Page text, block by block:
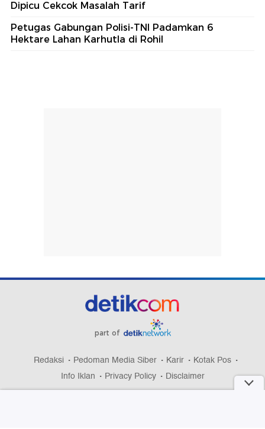
Dipicu Cekcok Masalah Tarif
Petugas Gabungan Polisi-TNI Padamkan 6
Hektare Lahan Karhutla di Rohil
part of
Redaksi Pedoman Media Siber Karir
Kotak Pos
Info Iklan
Privacy Policy Disclaimer